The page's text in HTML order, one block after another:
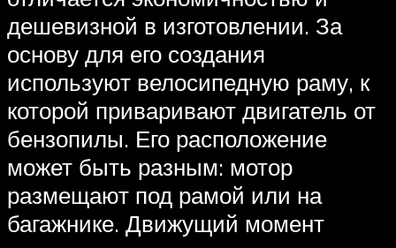
дешевизной в изготовлении. За
основу для его создания
используют велосипедную раму, к
которой приваривают двигатель от
бензопилы. Его расположение
может быть разным: мотор
размещают под рамой или на
багажнике. Движущий момент